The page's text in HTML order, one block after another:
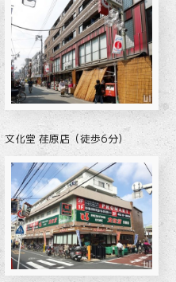
文化堂 荏原店（徒歩6分）